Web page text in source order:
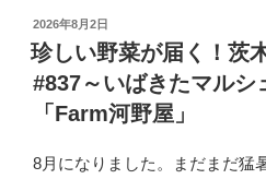
投
稿
日:
2026年8月2日
珍しい野菜が届く！茨
#837～いばきたマル
「Farm河野屋」
8月になりました。まだまだ猛